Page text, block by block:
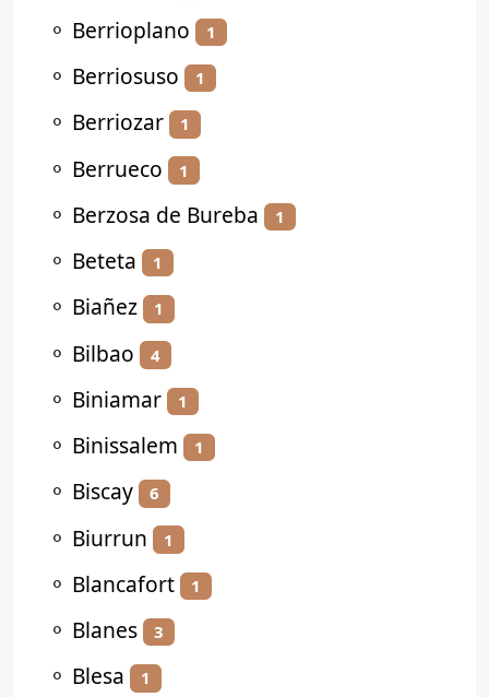
⚬ Berrioplano 1
⚬ Berriosuso 1
⚬ Berriozar 1
⚬ Berrueco 1
⚬ Berzosa de Bureba 1
⚬ Beteta 1
⚬ Biañez 1
⚬ Bilbao 4
⚬ Biniamar 1
⚬ Binissalem 1
⚬ Biscay 6
⚬ Biurrun 1
⚬ Blancafort 1
⚬ Blanes 3
⚬ Blesa 1